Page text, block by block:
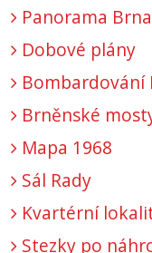
Panorama
Dobové plány
Bombardování
Brněnské
Mapa 1968
Sál Rady
Kvartérní
Stezky po